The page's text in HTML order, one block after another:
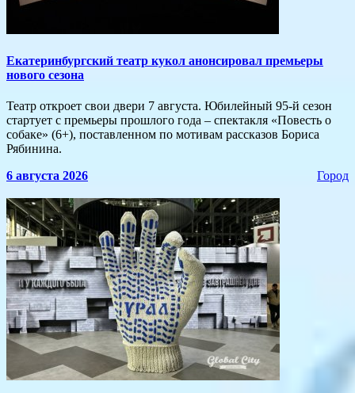
​Екатеринбургский театр кукол анонсировал премьеры
нового сезона
Театр откроет свои двери 7 августа. Юбилейный 95-й сезон
стартует с премьеры прошлого года – спектакля «Повесть о
собаке» (6+), поставленном по мотивам рассказов Бориса
Рябинина.
6 августа 2026
Город